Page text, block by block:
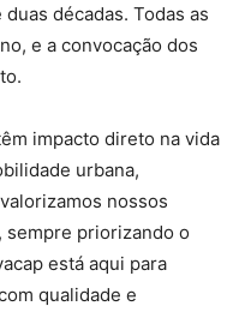
décadas. Todas as
e a convocação dos
impacto direto na vida
urbana,
nossos
priorizando o
está aqui para
qualidade e